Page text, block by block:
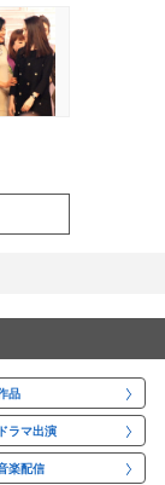
品
ドラマ出演
楽配信